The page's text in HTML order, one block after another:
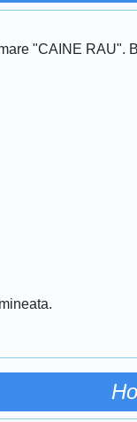
"CAINE RAU".